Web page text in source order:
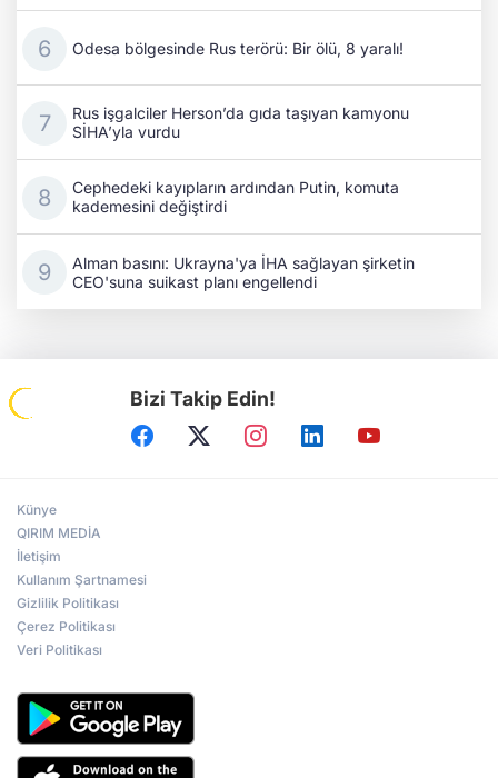
Odesa bölgesinde Rus terörü: Bir ölü, 8 yaralı!
Rus işgalciler Herson’da gıda taşıyan kamyonu
SİHA’yla vurdu
Cephedeki kayıpların ardından Putin, komuta
kademesini değiştirdi
Alman basını: Ukrayna'ya İHA sağlayan şirketin
CEO'suna suikast planı engellendi
Bizi Takip Edin!
Künye
QIRIM MEDİA
İletişim
Kullanım Şartnamesi
Gizlilik Politikası
Çerez Politikası
Veri Politikası